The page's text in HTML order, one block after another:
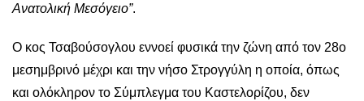
Ανατολική Μεσόγειο”.
O κος Τσαβούσογλου εννοεί φυσικά την ζώνη από τον 28ο
μεσημβρινό μέχρι και την νήσο Στρογγύλη η οποία, όπως
και ολόκληρον το Σύμπλεγμα του Καστελορίζου, δεν